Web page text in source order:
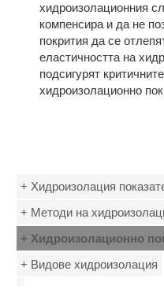
хидроизолационния
компенсира и да не
покрития да се
еластичността на
подсигурят
хидроизолационно
+ Хидроизолация
+ Методи на
+ Хидроизолационно
+ Видове хидроизолация